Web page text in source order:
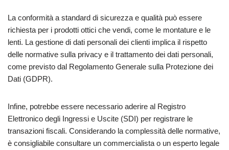
La conformità a standard di sicurezza e qualità può essere
richiesta per i prodotti ottici che vendi, come le montature e le
lenti. La gestione di dati personali dei clienti implica il rispetto
delle normative sulla privacy e il trattamento dei dati personali,
come previsto dal Regolamento Generale sulla Protezione dei
Dati (GDPR).
Infine, potrebbe essere necessario aderire al Registro
Elettronico degli Ingressi e Uscite (SDI) per registrare le
transazioni fiscali. Considerando la complessità delle normative,
è consigliabile consultare un commercialista o un esperto legale